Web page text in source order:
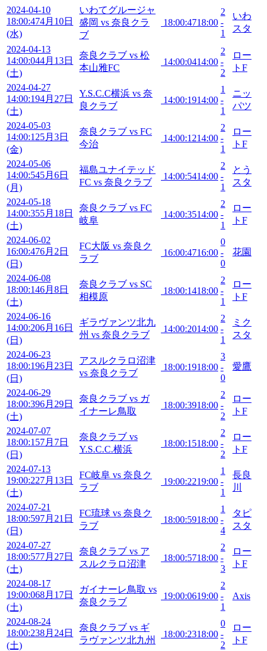
2024-04-10
18:00:474月10日
(水)
いわてグルージャ
盛岡 vs 奈良クラ
ブ
18:00:4718:00
2
-
1
いわ
スタ
2024-04-13
14:00:044月13日
(土)
奈良クラブ vs 松
本山雅FC
14:00:0414:00
2
-
2
ロー
トF
2024-04-27
14:00:194月27日
(土)
Y.S.C.C横浜 vs 奈
良クラブ
14:00:1914:00
1
-
1
ニッ
パツ
2024-05-03
14:00:125月3日
(金)
奈良クラブ vs FC
今治
14:00:1214:00
2
-
1
ロー
トF
2024-05-06
14:00:545月6日
(月)
福島ユナイテッド
FC vs 奈良クラブ
14:00:5414:00
2
-
1
とう
スタ
2024-05-18
14:00:355月18日
(土)
奈良クラブ vs FC
岐阜
14:00:3514:00
2
-
1
ロー
トF
2024-06-02
16:00:476月2日
(日)
FC大阪 vs 奈良ク
ラブ
16:00:4716:00
0
-
0
花園
2024-06-08
18:00:146月8日
(土)
奈良クラブ vs SC
相模原
18:00:1418:00
2
-
1
ロー
トF
2024-06-16
14:00:206月16日
(日)
ギラヴァンツ北九
州 vs 奈良クラブ
14:00:2014:00
2
-
1
ミク
スタ
2024-06-23
18:00:196月23日
(日)
アスルクラロ沼津
vs 奈良クラブ
18:00:1918:00
3
-
0
愛鷹
2024-06-29
18:00:396月29日
(土)
奈良クラブ vs ガ
イナーレ鳥取
18:00:3918:00
2
-
2
ロー
トF
2024-07-07
18:00:157月7日
(日)
奈良クラブ vs
Y.S.C.C.横浜
18:00:1518:00
2
-
2
ロー
トF
2024-07-13
19:00:227月13日
(土)
FC岐阜 vs 奈良ク
ラブ
19:00:2219:00
1
-
1
長良
川
2024-07-21
18:00:597月21日
(日)
FC琉球 vs 奈良ク
ラブ
18:00:5918:00
1
-
4
タピ
スタ
2024-07-27
18:00:577月27日
(土)
奈良クラブ vs ア
スルクラロ沼津
18:00:5718:00
2
-
3
ロー
トF
2024-08-17
19:00:068月17日
(土)
ガイナーレ鳥取 vs
奈良クラブ
19:00:0619:00
2
-
1
Axis
2024-08-24
18:00:238月24日
(土)
奈良クラブ vs ギ
ラヴァンツ北九州
18:00:2318:00
0
-
2
ロー
トF